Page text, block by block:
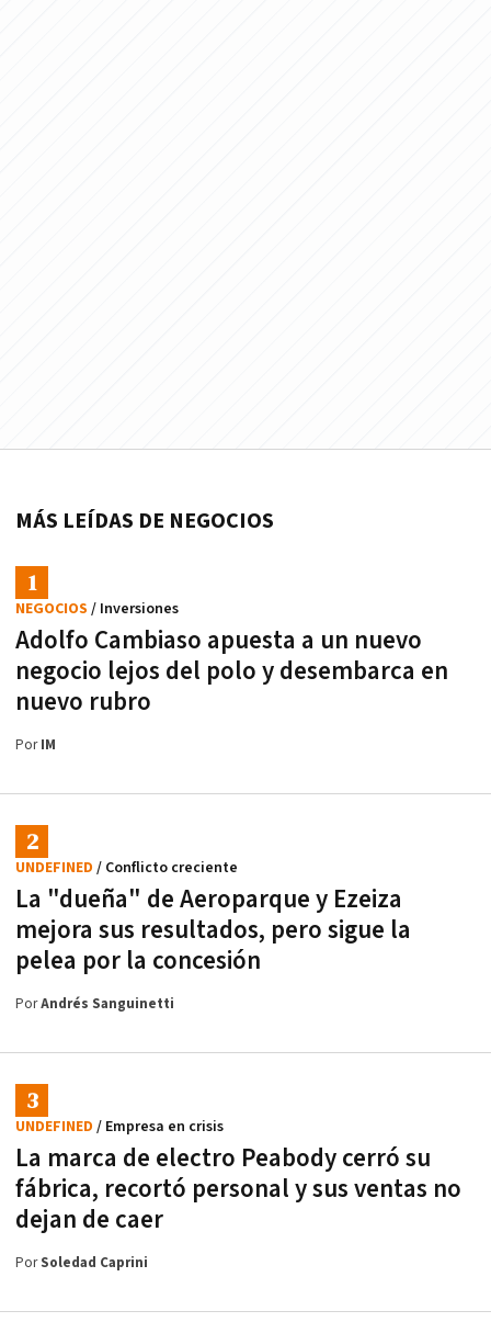
MÁS LEÍDAS DE NEGOCIOS
Adolfo Cambiaso apuesta a un nuevo
negocio lejos del polo y desembarca en
nuevo rubro
NEGOCIOS / Inversiones
PorIM
La "dueña" de Aeroparque y Ezeiza
mejora sus resultados, pero sigue la
pelea por la concesión
UNDEFINED / Conflicto creciente
PorAndrés Sanguinetti
La marca de electro Peabody cerró su
fábrica, recortó personal y sus ventas no
dejan de caer
UNDEFINED / Empresa en crisis
PorSoledad Caprini